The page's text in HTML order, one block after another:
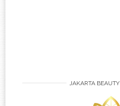
JAKARTA BEAUTY